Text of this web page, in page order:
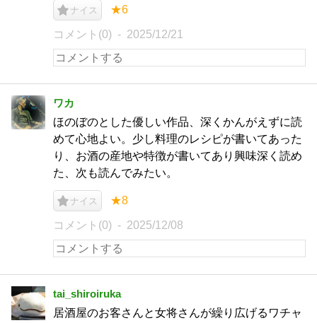
ナイス ★6
コメント(0) 2025/12/21
ワカ
ほのぼのとした優しい作品、深くかんがえずに読
めて心地よい。少し料理のレシピが書いてあった
り、お酒の産地や特徴が書いてあり興味深く読め
た、次も読んでみたい。
ナイス ★8
コメント(0) 2025/12/08
tai_shiroiruka
居酒屋のお客さんと女将さんが繰り広げるワチャ